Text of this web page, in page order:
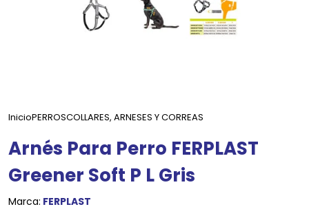
InicioPERROSCOLLARES, ARNESES Y CORREAS
Arnés Para Perro FERPLAST
Greener Soft P L Gris
Marca: FERPLAST